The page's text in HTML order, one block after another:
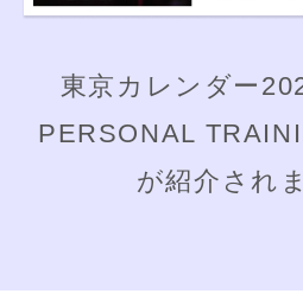
東京カレンダー
PERSONAL
が紹介され